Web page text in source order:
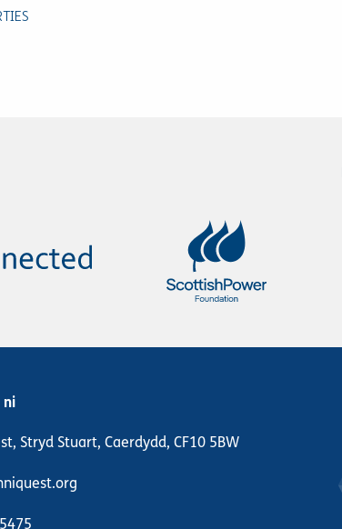
ni
Stryd Stuart, Caerdydd, CF10 5BW